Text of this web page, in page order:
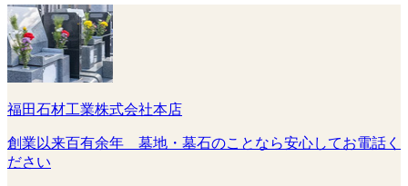
福田石材工業株式会社本店
創業以来百有余年 墓地・墓石のことなら安心してお電話く
ださい